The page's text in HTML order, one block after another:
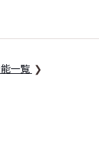
ポップ！レンタル
一覧